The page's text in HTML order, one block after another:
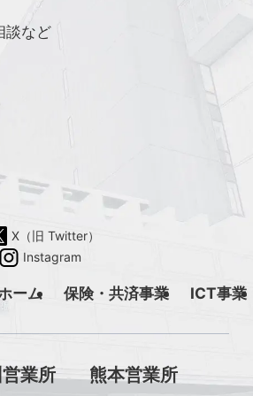
談など
X（旧 Twitter）
Instagram
ーム 保険・共済事業 ICT事業
業所 熊本営業所